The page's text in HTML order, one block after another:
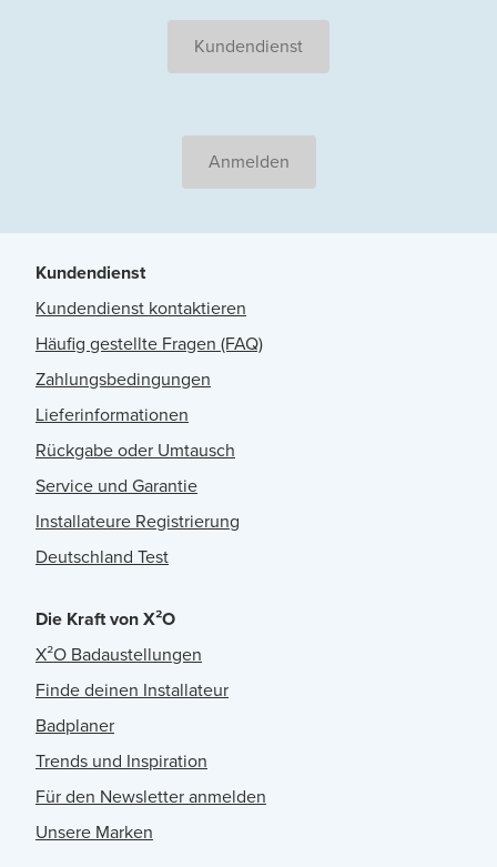
Kundendienst
Anmelden
Kundendienst
Kundendienst kontaktieren
Häufig gestellte Fragen (FAQ)
Zahlungsbedingungen
Lieferinformationen
Rückgabe oder Umtausch
Service und Garantie
Installateure Registrierung
Deutschland Test
Die Kraft von X²O
X²O Badaustellungen
Finde deinen Installateur
Badplaner
Trends und Inspiration
Für den Newsletter anmelden
Unsere Marken